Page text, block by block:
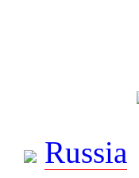
Russia